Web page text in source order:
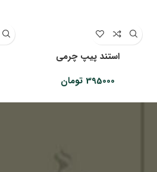
استند پیپ چرمی
395000 تومان